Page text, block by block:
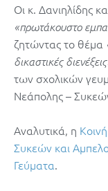
Οι κ. Δανιηλίδης
«πρωτάκουστο
ζητώντας το θέμα
δικαστικές
των σχολικών
Νεάπολης –
Αναλυτικά, η
Συκεών και
Γεύματα.